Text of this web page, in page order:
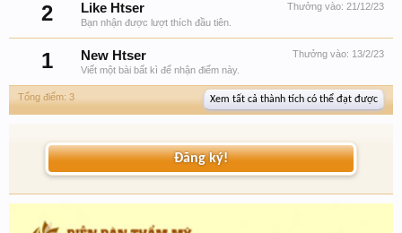
2
Thưởng vào: 21/12/23
Like Htser
Bạn nhận được lượt thích đầu tiên.
1 Thưởng vào: 13/2/23
New Htser
Viết một bài bất kì để nhận điểm này.
Tổng điểm: 3 Xem tất cả thành tích có thể đạt được
Đăng ký!